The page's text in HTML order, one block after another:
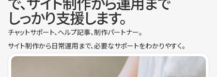
で、サイト制作から運用まで
しっかり支援します。
チャットサポート、ヘルプ記事、制作パートナー。
サイト制作から日常運用まで、必要なサポートをわかりやすく。